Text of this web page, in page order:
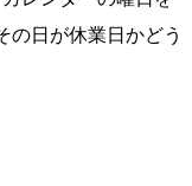
の日が休業日かどう